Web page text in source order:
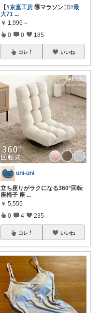
【#京童工房 🉐マラソン🏃‍♀️#最
大71 ...
￥ 1,996～
0 0 185
コレ いいね
uni-uni
立ち座りがラクになる360°回転
座椅子 座 ...
￥ 5,555
0 4 235
コレ いいね